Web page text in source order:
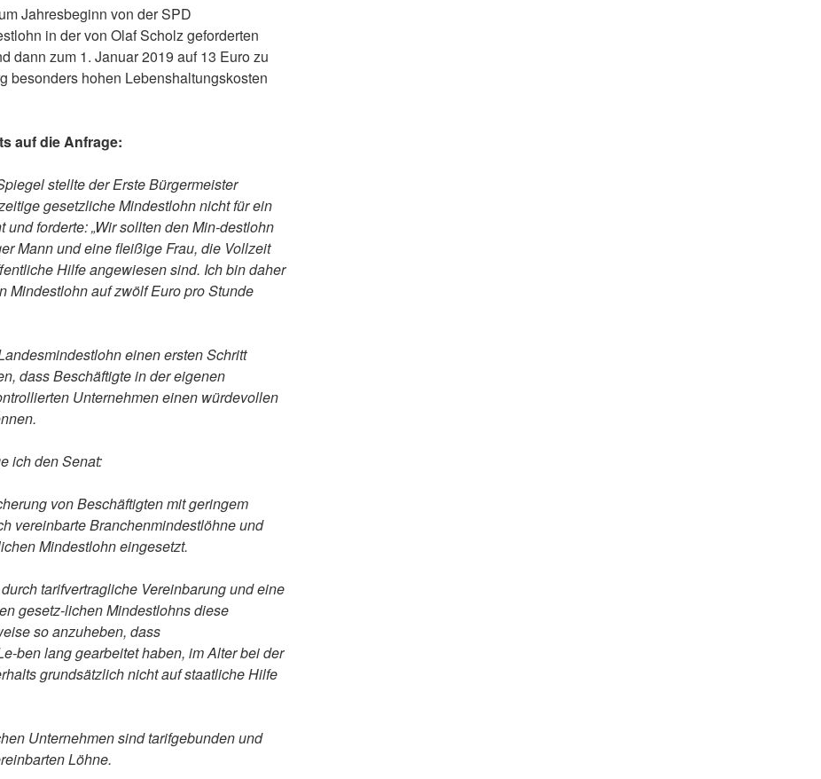
Jahresbeginn von der SPD
in der von Olaf Scholz geforderten
dann zum 1. Januar 2019 auf 13 Euro zu
besonders hohen Lebenshaltungskosten
auf die Anfrage:
stellte der Erste Bürgermeister
gesetzliche Mindestlohn nicht für ein
forderte: „Wir sollten den Min-destlohn
Mann und eine fleißige Frau, die Vollzeit
Hilfe angewiesen sind. Ich bin daher
Mindestlohn auf zwölf Euro pro Stunde
einen ersten Schritt
dass Beschäftigte in der eigenen
Unternehmen einen würdevollen
ich den Senat:
von Beschäftigten mit geringem
vereinbarte Branchenmindestlöhne und
Mindestlohn eingesetzt.
tarifvertragliche Vereinbarung und eine
gesetz-lichen Mindestlohns diese
so anzuheben, dass
ben lang gearbeitet haben, im Alter bei der
grundsätzlich nicht auf staatliche Hilfe
Unternehmen sind tarifgebunden und
Löhne.